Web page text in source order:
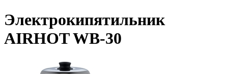
Электрокипятильник
AIRHOT WB-30